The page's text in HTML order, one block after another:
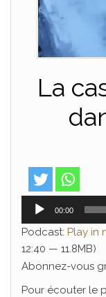
La
Lecteur
00:00
Podcast: Play in
12:40 — 11.8MB)
Abonnez-vous
Pour écouter le